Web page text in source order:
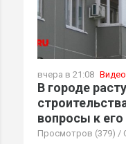
вчера в 21:08 Видео
В городе
вопросы к его
Просмотров (379) /